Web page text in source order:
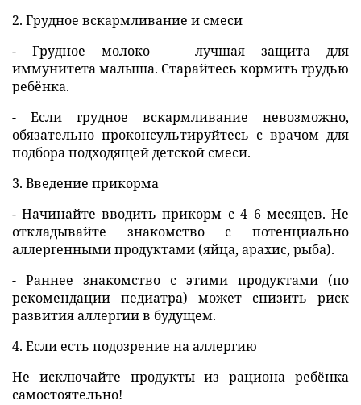
2. Грудное вскармливание и смеси
- Грудное молоко — лучшая защита для
иммунитета малыша. Старайтесь кормить грудью
ребёнка.
- Если грудное вскармливание невозможно,
обязательно проконсультируйтесь с врачом для
подбора подходящей детской смеси.
3. Введение прикорма
- Начинайте вводить прикорм с 4–6 месяцев. Не
откладывайте знакомство с потенциально
аллергенными продуктами (яйца, арахис, рыба).
- Раннее знакомство с этими продуктами (по
рекомендации педиатра) может снизить риск
развития аллергии в будущем.
4. Если есть подозрение на аллергию
Не исключайте продукты из рациона ребёнка
самостоятельно!